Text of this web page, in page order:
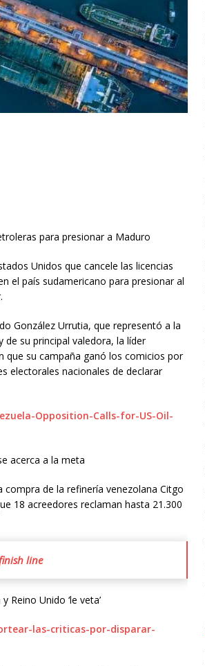
para presionar a Maduro
Unidos que cancele las licencias
el país sudamericano para presionar al
González Urrutia, que representó a la
su principal valedora, la líder
que su campaña ganó los comicios por
electorales nacionales de declarar
Opposition-Calls-for-US-Oil-
acerca a la meta
de la refinería venezolana Citgo
18 acreedores reclaman hasta 21.300
line
Reino Unido ‘le veta’
las-criticas-por-disparar-